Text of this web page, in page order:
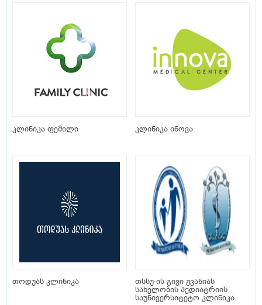
კლინიკა ფემილი კლინიკა ინოვა
თოდუას კლინიკა
თსსუ-ის გივი ჟვანიას
სახელობის პედიატრიის
საუნივერსიტეტო კლინიკა